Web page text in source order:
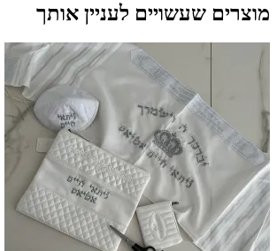
מוצרים שעשויים לעניין אותך